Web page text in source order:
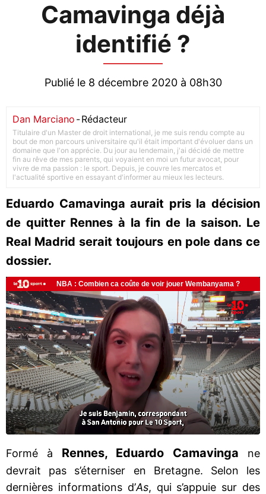
Camavinga déjà
identifié ?
Publié le 8 décembre 2020 à 08h30
Dan Marciano -Rédacteur
Titulaire d'un Master de droit international, je me suis rendu compte au
bout de mon parcours universitaire qu'il était important d'évoluer dans un
domaine que l'on apprécie. Du jour au lendemain, j'ai décidé de mettre
fin au rêve de mes parents, qui voyaient en moi un futur avocat, pour
vivre de ma passion : le sport. Depuis, je couvre les mercatos et
l'actualité sportive en essayant d'informer au mieux les lecteurs.
Eduardo Camavinga aurait pris la décision
de quitter Rennes à la fin de la saison. Le
Real Madrid serait toujours en pole dans ce
dossier.
Formé à Rennes, Eduardo Camavinga ne
devrait pas s’éterniser en Bretagne. Selon les
dernières informations d’As, qui s’appuie sur des